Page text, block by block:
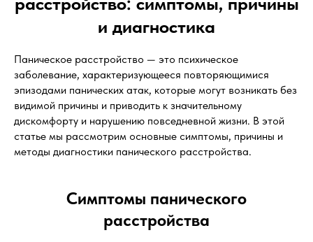
и диагностика
Паническое расстройство — это психическое
заболевание, характеризующееся повторяющимися
эпизодами панических атак, которые могут возникать без
видимой причины и приводить к значительному
дискомфорту и нарушению повседневной жизни. В этой
статье мы рассмотрим основные симптомы, причины и
методы диагностики панического расстройства.
Симптомы панического
расстройства